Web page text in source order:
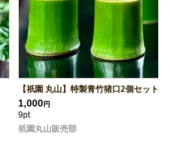
【祇園 丸山】特製青竹猪口2個セット
1,000円
9pt
祇園丸山販売部